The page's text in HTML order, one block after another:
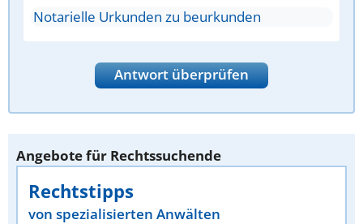
Notarielle Urkunden zu beurkunden
Antwort überprüfen
Angebote für Rechtssuchende
Rechtstipps
von spezialisierten Anwälten